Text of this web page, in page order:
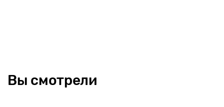
Вы смотрели